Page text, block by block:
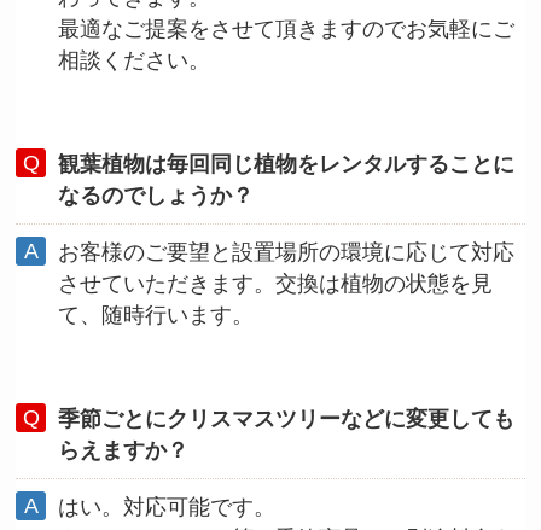
最適なご提案をさせて頂きますのでお気軽にご
相談ください。
観葉植物は毎回同じ植物をレンタルすることに
なるのでしょうか？
お客様のご要望と設置場所の環境に応じて対応
させていただきます。交換は植物の状態を見
て、随時行います。
季節ごとにクリスマスツリーなどに変更しても
らえますか？
はい。対応可能です。